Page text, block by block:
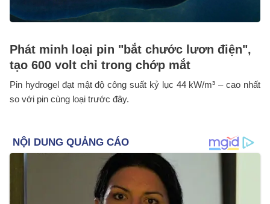
Phát minh loại pin "bắt chước lươn điện",
tạo 600 volt chỉ trong chớp mắt
Pin hydrogel đạt mật độ công suất kỷ lục 44 kW/m³ – cao nhất
so với pin cùng loại trước đây.